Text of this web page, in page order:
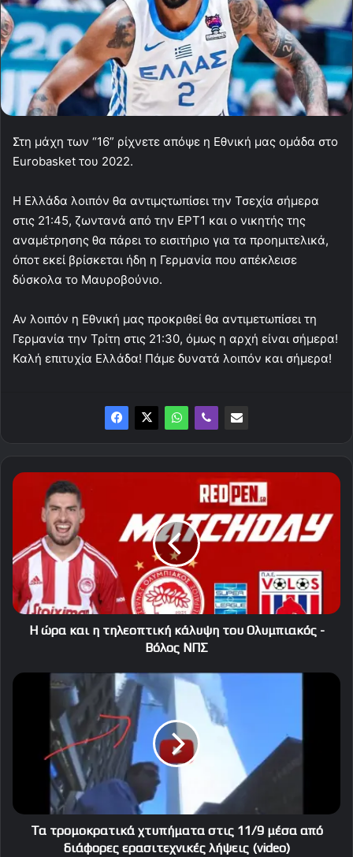
Στη μάχη των “16” ρίχνετε απόψε η Εθνική μας ομάδα στο
Eurobasket του 2022.
Η Ελλάδα λοιπόν θα αντιμςτωπίσει την Τσεχία σήμερα
στις 21:45, ζωντανά από την ΕΡΤ1 και ο νικητής της
αναμέτρησης θα πάρει το εισιτήριο για τα προημιτελικά,
όποτ εκεί βρίσκεται ήδη η Γερμανία που απέκλεισε
δύσκολα το Μαυροβούνιο.
Αν λοιπόν η Εθνική μας προκριθεί θα αντιμετωπίσει τη
Γερμανία την Τρίτη στις 21:30, όμως η αρχή είναι σήμερα!
Καλή επιτυχία Ελλάδα! Πάμε δυνατά λοιπόν και σήμερα!
Η
τηλεοπτική
κάλυψη
του
Ολυμπιακός
-
ΒόλοςΗ ώρα και η τηλεοπτική κάλυψη του Ολυμπιακός -
Βόλος ΝΠΣ
Τα
τρομοκρατικά
χτυπήματα
διάφορες
ερασιτεχνικές
λήψειςΤα τρομοκρατικά χτυπήματα στις 11/9 μέσα από
διάφορες ερασιτεχνικές λήψεις (video)